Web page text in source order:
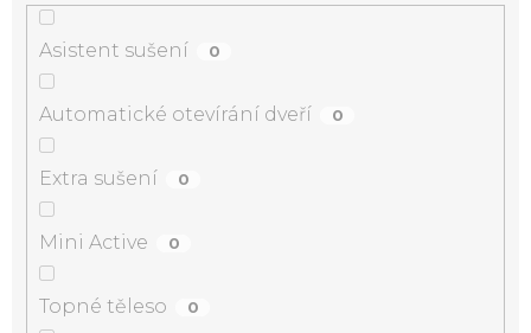
Asistent sušení 0
Automatické otevírání dveří 0
Extra sušení 0
Mini Active 0
Topné těleso 0